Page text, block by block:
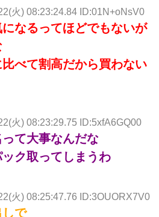
火) 08:23:24.84 ID:01N+oNsV0
なるってほどでもないが
べて割高だから買わない
火) 08:23:29.75 ID:5xfA6GQ00
て大事なんだな
ク取ってしまうわ
火) 08:25:47.76 ID:3OUORX7V0
で